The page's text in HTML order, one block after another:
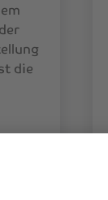
die